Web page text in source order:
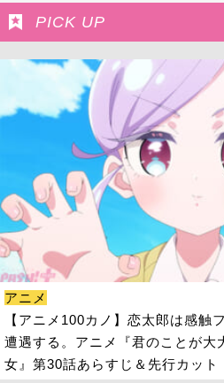
PICK UP
アニメ
【アニメ100カノ】恋太郎は感触
遭遇する。アニメ『君のことが大
女』第30話あらすじ＆先行カット